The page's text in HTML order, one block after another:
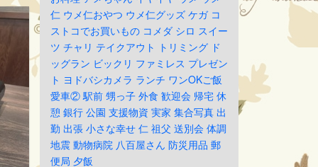
仁 ウメ仁おやつ ウメ仁グッズ ケガ コ
ストコでお買いもの コメダ シロ スイー
ツ チャリ テイクアウト トリミング ド
ッグラン ビックリ ファミレス プレゼン
ト ヨドバシカメラ ランチ ワンOKご飯
愛車② 駅前 甥っ子 外食 歓迎会 帰宅 休
憩 銀行 公園 支援物資 実家 集合写真 出
勤 出張 小さな幸せ 仁 祖父 送別会 体調
地震 動物病院 八百屋さん 防災用品 郵
便局 夕飯